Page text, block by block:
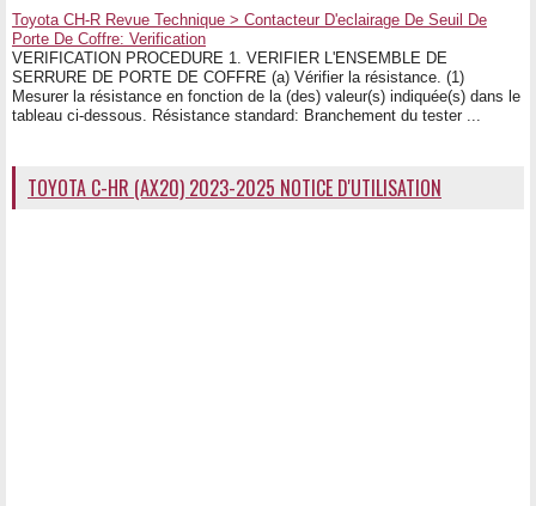
Toyota CH-R Revue Technique > Contacteur D'eclairage De Seuil De
Porte De Coffre: Verification
VERIFICATION PROCEDURE 1. VERIFIER L'ENSEMBLE DE
SERRURE DE PORTE DE COFFRE (a) Vérifier la résistance. (1)
Mesurer la résistance en fonction de la (des) valeur(s) indiquée(s) dans le
tableau ci-dessous. Résistance standard: Branchement du tester ...
TOYOTA C-HR (AX20) 2023-2025 NOTICE D'UTILISATION